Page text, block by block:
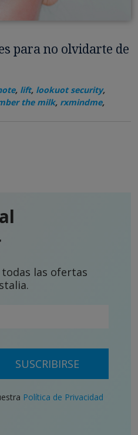
para no olvidarte de
, lift, lookuot security,
the milk, rxmindme,
las ofertas
SUSCRIBIRSE
Política de Privacidad